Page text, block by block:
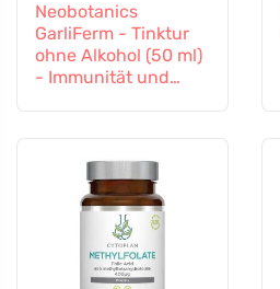
Neobotanics
GarliFerm - Tinktur
ohne Alkohol (50 ml)
- Immunität und